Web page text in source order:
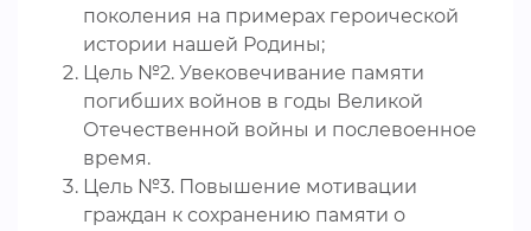
поколения на примерах героической
истории нашей Родины;
Цель №2. Увековечивание памяти
погибших войнов в годы Великой
Отечественной войны и послевоенное
время.
Цель №3. Повышение мотивации
граждан к сохранению памяти о